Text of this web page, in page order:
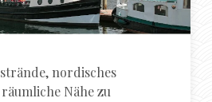
nordisches
Nähe zu